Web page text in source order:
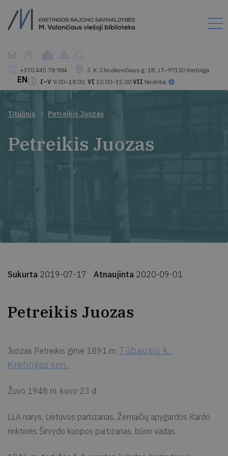
+370 445 78 984
J. K. Chodkevičiaus g. 1B, LT–97130 Kretinga
I–V 9.00–18.00, VI 10.00–15.00 VII Nedirba
EN
Titulinis Petreikis Juozas
Petreikis Juozas
Sukurta 2019-07-17 Atnaujinta 2020-09-01
Petreikis Juozas
Juozas Petreikis gimė 1891 m. Tūbausių k.,
Kretingos sen.
Žuvo 1948 m. kovo 23 d.
LLA narys, Lietuvos partizanas, Žemaičių apygardos Kardo
rinktinės Širvydo kuopos partizanas, būrio vadas.